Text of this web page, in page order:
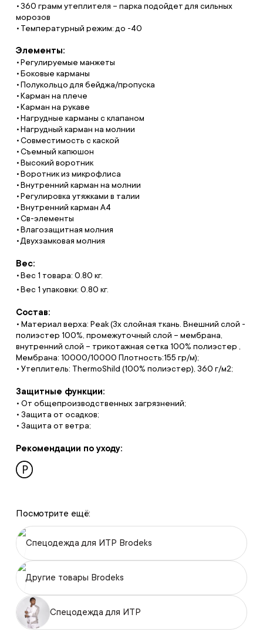
360 грамм утеплителя – парка подойдет для сильных
морозов
Температурный режим: до -40
Элементы:
Регулируемые манжеты
Боковые карманы
Полукольцо для бейджа/пропуска
Карман на плече
Карман на рукаве
Нагрудные карманы с клапаном
Нагрудный карман на молнии
Совместимость с каской
Съемный капюшон
Высокий воротник
Воротник из микрофлиса
Внутренний карман на молнии
Регулировка утяжками в талии
Внутренний карман A4
Св-элементы
Влагозащитная молния
Двухзамковая молния
Вес:
Вес 1 товара: 0.80 кг.
Вес 1 упаковки: 0.80 кг.
Состав:
• Материал верха: Peak (3х слойная ткань. Внешний слой -
полиэстер 100%, промежуточный слой – мембрана,
внутренний слой – трикотажная сетка 100% полиэстер ,
Мембрана: 10000/10000 Плотность:155 гр/м);
• Утеплитель: ThermoShild (100% полиэстер), 360 г/м2;
Защитные функции:
• От общепроизводственных загрязнений;
• Защита от осадков;
• Защита от ветра;
Рекомендации по уходу:
Посмотрите ещё:
Спецодежда для ИТР Brodeks
Другие товары Brodeks
Спецодежда для ИТР